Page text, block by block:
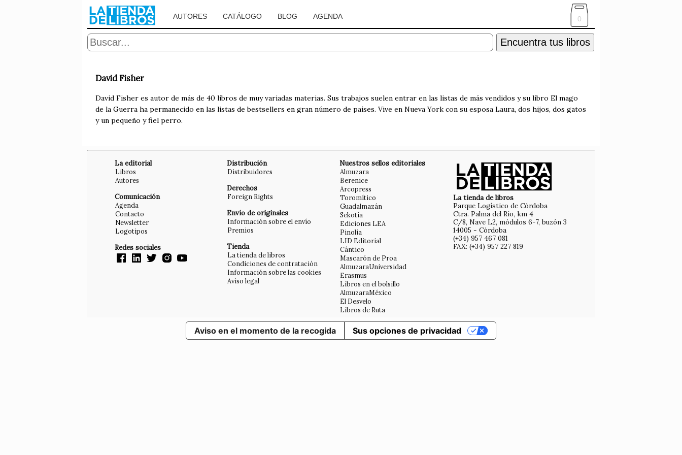
AUTORES CATÁLOGO BLOG AGENDA 0
Encuentra tus libros
David Fisher
David Fisher es autor de más de 40 libros de muy variadas materias. Sus trabajos suelen entrar en las listas de más vendidos y su libro El mago
de la Guerra ha permanecido en las listas de bestsellers en gran número de países. Vive en Nueva York con su esposa Laura, dos hijos, dos gatos
y un pequeño y fiel perro.
La editorial
Libros
Autores
Comunicación
Agenda
Contacto
Newsletter
Logotipos
Redes sociales
Distribución
Distribuidores
Derechos
Foreign Rights
Envío de originales
Información sobre el envío
Premios
Tienda
La tienda de libros
Condiciones de contratación
Información sobre las cookies
Aviso legal
Nuestros sellos editoriales
Almuzara
Berenice
Arcopress
Toromítico
Guadalmazán
Sekotia
Ediciones LEA
Pinolia
LID Editorial
Cántico
Mascarón de Proa
AlmuzaraUniversidad
Erasmus
Libros en el bolsillo
AlmuzaraMéxico
El Desvelo
Libros de Ruta
La tienda de libros
Parque Logístico de Córdoba
Ctra. Palma del Río, km 4
C/8, Nave L2, módulos 6-7, buzón 3
14005 - Córdoba
(+34) 957 467 081
FAX: (+34) 957 227 819
Aviso en el momento de la recogida Sus opciones de privacidad